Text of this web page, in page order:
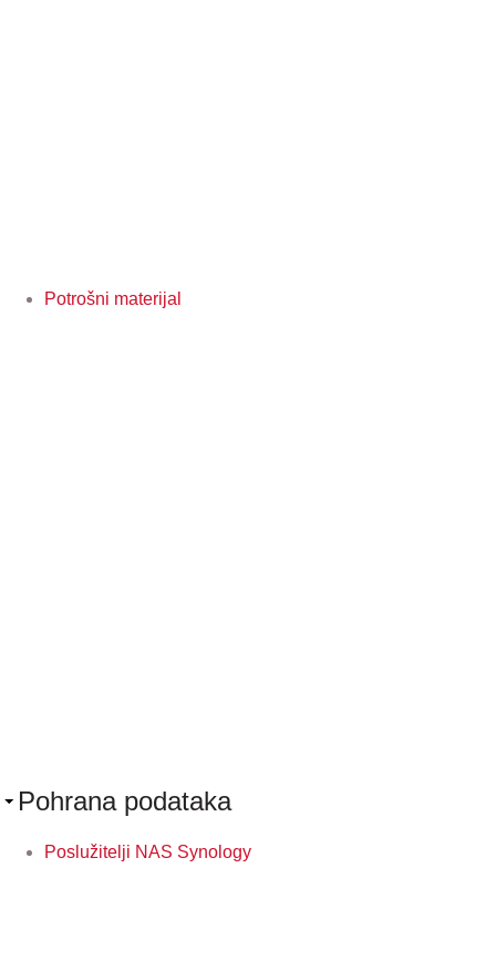
Potrošni materijal
Pohrana podataka
Poslužitelji NAS Synology